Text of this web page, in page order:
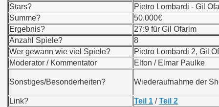
Stars?
Pietro Lombardi - Gil
Summe?
50.000€
Ergebnis?
27:9 für Gil Ofarim
Anzahl Spiele?
8
Wer gewann wie viel Spiele?
Pietro Lombardi 2, Gil
Moderator / Kommentator
Elton / Elmar Paulke
Sonstiges/Besonderheiten? Wiederaufnahme der
Link? Teil 1 /Teil 2